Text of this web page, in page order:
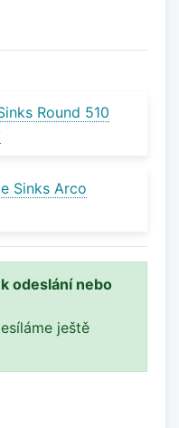
Round 510
Sinks Arco
odeslání nebo
ještě